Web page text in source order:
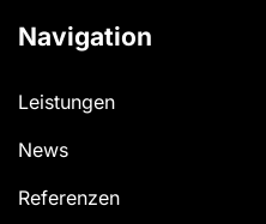
Navigation
Leistungen
News
Referenzen